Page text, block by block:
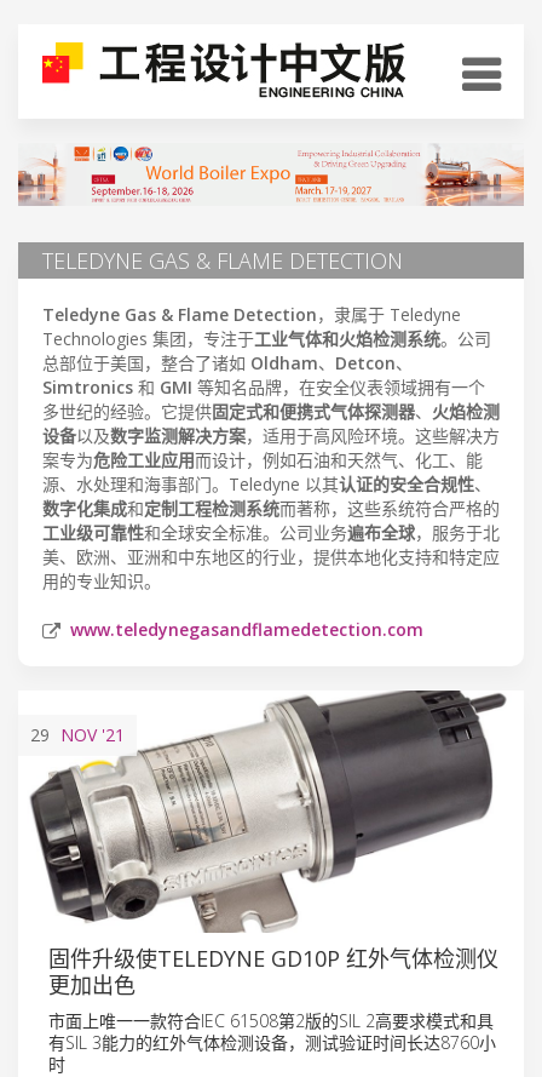
TELEDYNE GAS & FLAME DETECTION
Teledyne Gas & Flame Detection，隶属于 Teledyne
Technologies 集团，专注于工业气体和火焰检测系统。公司
总部位于美国，整合了诸如 Oldham、 Detcon、
Simtronics 和 GMI 等知名品牌，在安全仪表领域拥有一个
多世纪的经验。它提供固定式和便携式气体探测器、 火焰检测
设备以及数字监测解决方案，适用于高风险环境。这些解决方
案专为危险工业应用而设计，例如石油和天然气、化工、能
源、水处理和海事部门。Teledyne 以其认证的安全合规性、
数字化集成和定制工程检测系统而著称，这些系统符合严格的
工业级可靠性和全球安全标准。公司业务遍布全球，服务于北
美、欧洲、亚洲和中东地区的行业，提供本地化支持和特定应
用的专业知识。
www.teledynegasandflamedetection.com
29 NOV'21
固件升级使TELEDYNE GD10P 红外气体检测仪
更加出色
市面上唯一一款符合IEC 61508第2版的SIL 2高要求模式和具
有SIL 3能力的红外气体检测设备，测试验证时间长达8760小
时